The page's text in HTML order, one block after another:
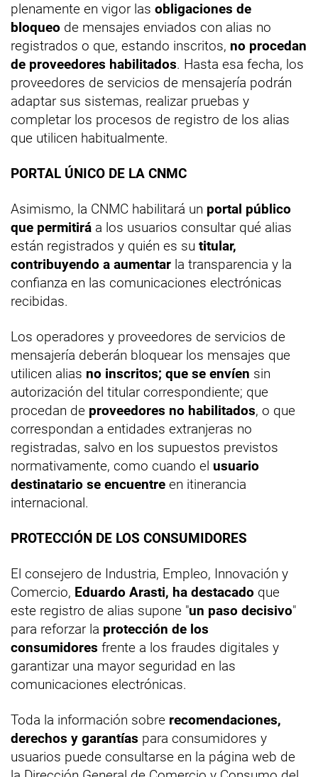
plenamente en vigor las obligaciones de
bloqueo de mensajes enviados con alias no
registrados o que, estando inscritos, no procedan
de proveedores habilitados. Hasta esa fecha, los
proveedores de servicios de mensajería podrán
adaptar sus sistemas, realizar pruebas y
completar los procesos de registro de los alias
que utilicen habitualmente.
PORTAL ÚNICO DE LA CNMC
Asimismo, la CNMC habilitará un portal público
que permitirá a los usuarios consultar qué alias
están registrados y quién es su titular,
contribuyendo a aumentar la transparencia y la
confianza en las comunicaciones electrónicas
recibidas.
Los operadores y proveedores de servicios de
mensajería deberán bloquear los mensajes que
utilicen alias no inscritos; que se envíen sin
autorización del titular correspondiente; que
procedan de proveedores no habilitados, o que
correspondan a entidades extranjeras no
registradas, salvo en los supuestos previstos
normativamente, como cuando el usuario
destinatario se encuentre en itinerancia
internacional.
PROTECCIÓN DE LOS CONSUMIDORES
El consejero de Industria, Empleo, Innovación y
Comercio, Eduardo Arasti, ha destacado que
este registro de alias supone "un paso decisivo"
para reforzar la protección de los
consumidores frente a los fraudes digitales y
garantizar una mayor seguridad en las
comunicaciones electrónicas.
Toda la información sobre recomendaciones,
derechos y garantías para consumidores y
usuarios puede consultarse en la página web de